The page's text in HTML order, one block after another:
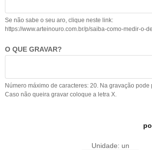
Se não sabe o seu aro, clique neste link:
https://www.arteinouro.com.br/p/saiba-como-medir-o-
O QUE GRAVAR?
Número máximo de caracteres: 20. Na gravação pode
Caso não queira gravar coloque a letra X.
Unidade: un